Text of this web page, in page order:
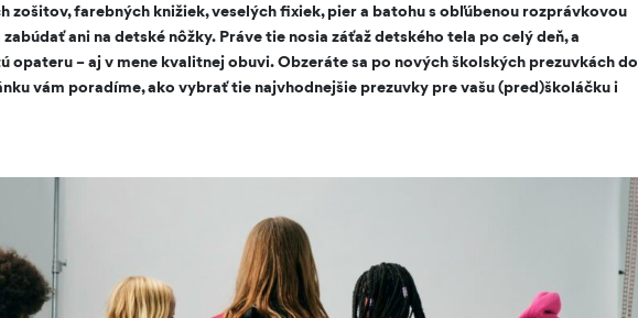
zošitov, farebných knižiek, veselých fixiek, pier a batohu s obľúbenou rozprávkovou
ani na detské nôžky. Práve tie nosia záťaž detského tela po celý deň, a
opateru – aj v mene kvalitnej obuvi. Obzeráte sa po nových školských prezuvkách do
vám poradíme, ako vybrať tie najvhodnejšie prezuvky pre vašu (pred)školáčku i